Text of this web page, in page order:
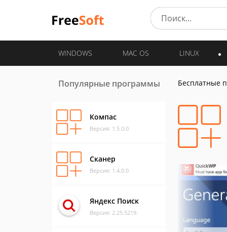
WINDOWS MAC OS LINUX
Популярные программы
Компас
Версия: 1.5.0.0
Сканер
Версия: 1.4.0.0
Яндекс Поиск
Версия: 2.25.5219.
Бесплатные